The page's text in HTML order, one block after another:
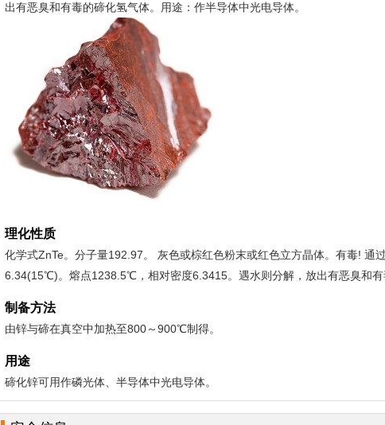
出有恶臭和有毒的碲化氢气体。用途：作半导体中光电导体。
理化性质
化学式ZnTe。分子量192.97。 灰色或棕红色粉末或红色立方晶体。有毒! 通
6.34(15℃)。熔点1238.5℃，相对密度6.3415。遇水则分解，放出有恶臭和
制备方法
由锌与碲在真空中加热至800～900℃制得。
用途
碲化锌可用作磷光体、半导体中光电导体。